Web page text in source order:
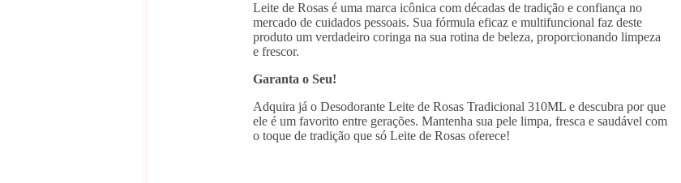
Leite de Rosas é uma marca icônica com décadas de tradição e confiança no
mercado de cuidados pessoais. Sua fórmula eficaz e multifuncional faz deste
produto um verdadeiro coringa na sua rotina de beleza, proporcionando limpeza
e frescor.
Garanta o Seu!
Adquira já o Desodorante Leite de Rosas Tradicional 310ML e descubra por que
ele é um favorito entre gerações. Mantenha sua pele limpa, fresca e saudável com
o toque de tradição que só Leite de Rosas oferece!